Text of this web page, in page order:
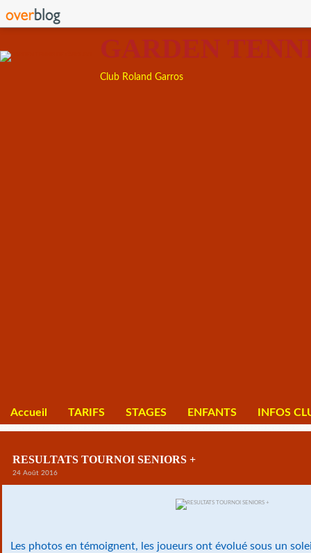
GARDEN
Club Roland Garros
Accueil TARIFS STAGES ENFANTS INFOS
RESULTATS TOURNOI SENIORS +
24 Août 2016
Les photos en témoignent, les joueurs ont évolué sous un